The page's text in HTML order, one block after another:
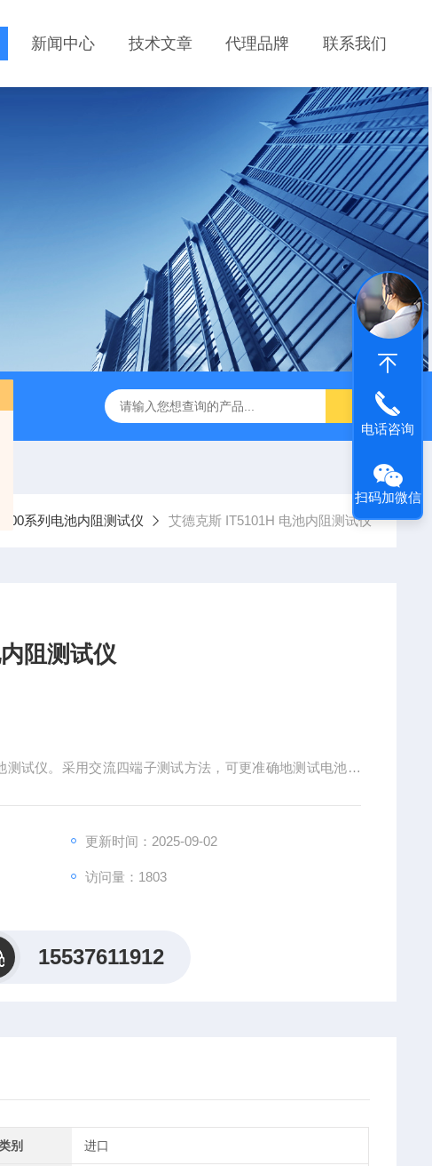
新闻中心 技术文章 代理品牌 联系我们
APS-7050E 交流电源 固纬 GSP-730 频谱分析仪 艾睿光电
系列电池内阻测试仪 艾德克斯 IT5101H 电池内阻测试仪
电池内阻测试仪
试仪。采用交流四端子测试方法，可更准确地测试电池的
更新时间：2025-09-02
访问量：1803
15537611912
别 进口
电话咨询
扫码加微信